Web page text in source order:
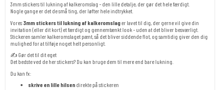
3mm stickers til lukning af kalkeromslag – den lille detalje, der gør det hele færdigt.
Nogle gange er det de små ting, der løfter hele indtrykket.
Vores 3mm stickers til lukning af kalkeromslag er lavet til dig, der gerne vil give din
invitation (eller dit kort) et færdigt og gennemtænkt look – uden at det bliver besværligt.
Stickeren samler kalkeromslaget pænt, så det bliver siddende flot, og samtidig giver den dig
mulighed for at tilføje noget helt personligt.
✍️ Gør det til dit eget
Det bedste ved de her stickers? Du kan bruge dem til mere end bare lukning.
Du kan fx:
skrive en lille hilsen direkte på stickeren